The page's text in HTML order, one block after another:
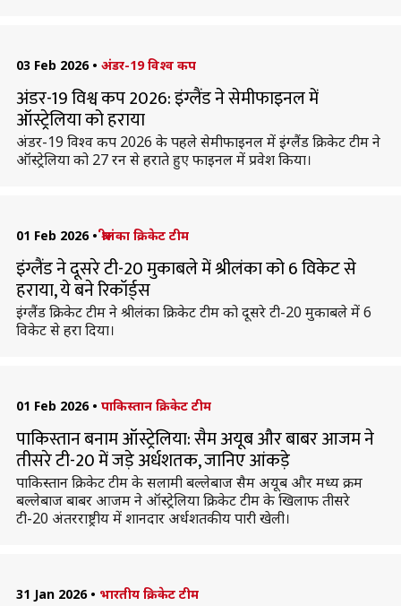
03 Feb 2026 • अंडर-19 विश्व कप
अंडर-19 विश्व कप 2026: इंग्लैंड ने सेमीफाइनल में
ऑस्ट्रेलिया को हराया
अंडर-19 विश्व कप 2026 के पहले सेमीफाइनल में इंग्लैंड क्रिकेट टीम ने
ऑस्ट्रेलिया को 27 रन से हराते हुए फाइनल में प्रवेश किया।
01 Feb 2026 • श्रीलंका क्रिकेट टीम
इंग्लैंड ने दूसरे टी-20 मुकाबले में श्रीलंका को 6 विकेट से
हराया, ये बने रिकॉर्ड्स
इंग्लैंड क्रिकेट टीम ने श्रीलंका क्रिकेट टीम को दूसरे टी-20 मुकाबले में 6
विकेट से हरा दिया।
01 Feb 2026 • पाकिस्तान क्रिकेट टीम
पाकिस्तान बनाम ऑस्ट्रेलिया: सैम अयूब और बाबर आजम ने
तीसरे टी-20 में जड़े अर्धशतक, जानिए आंकड़े
पाकिस्तान क्रिकेट टीम के सलामी बल्लेबाज सैम अयूब और मध्य क्रम
बल्लेबाज बाबर आजम ने ऑस्ट्रेलिया क्रिकेट टीम के खिलाफ तीसरे
टी-20 अंतरराष्ट्रीय में शानदार अर्धशतकीय पारी खेली।
31 Jan 2026 • भारतीय क्रिकेट टीम